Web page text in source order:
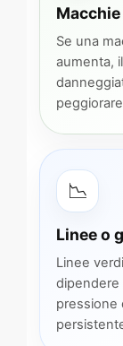
Se una
aumenta,
📉
Linee o
Linee
dipendere
pressione